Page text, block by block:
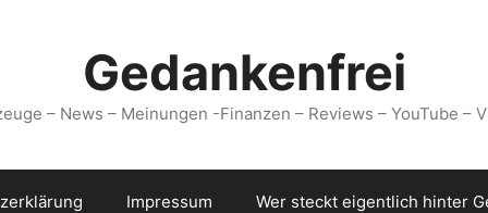
Gedankenfrei
– News – Meinungen -Finanzen – Reviews – YouTube –
Impressum Wer steckt eigentlich hinter